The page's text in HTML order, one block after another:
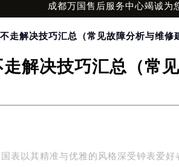
成都万国售后服务中心竭诚为
走解决技巧汇总（常见故障分析与维修
解决技巧汇总（常
表以其精准与优雅的风格深受钟表爱好